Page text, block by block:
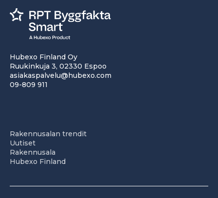
Hubexo Finland Oy
Ruukinkuja 3, 02330 Espoo
asiakaspalvelu@hubexo.com
09-809 911
Rakennusalan trendit
Uutiset
Rakennusala
Hubexo Finland